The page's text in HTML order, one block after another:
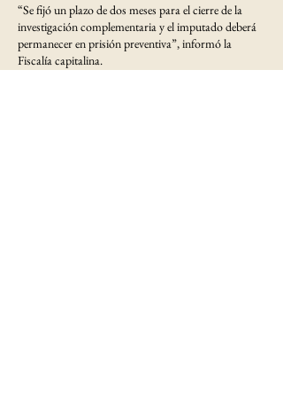
“Se fijó un plazo de dos meses para el cierre de la
investigación complementaria y el imputado deberá
permanecer en prisión preventiva”, informó la
Fiscalía capitalina.